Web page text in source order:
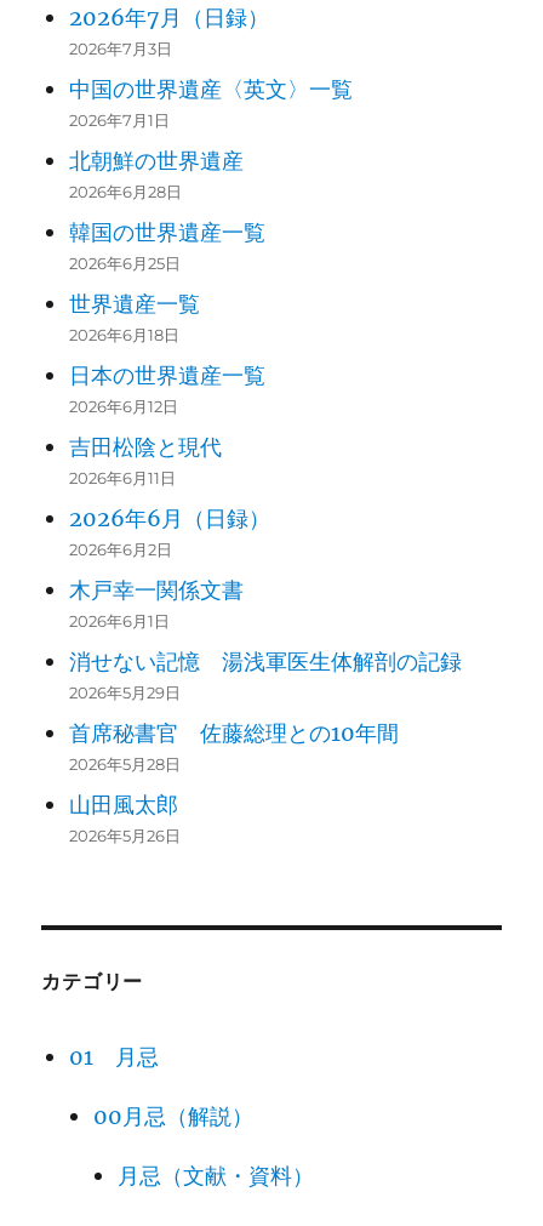
2026年7月（日録）
2026年7月3日
中国の世界遺産〈英文〉一覧
2026年7月1日
北朝鮮の世界遺産
2026年6月28日
韓国の世界遺産一覧
2026年6月25日
世界遺産一覧
2026年6月18日
日本の世界遺産一覧
2026年6月12日
吉田松陰と現代
2026年6月11日
2026年6月（日録）
2026年6月2日
木戸幸一関係文書
2026年6月1日
消せない記憶 湯浅軍医生体解剖の記録
2026年5月29日
首席秘書官 佐藤総理との10年間
2026年5月28日
山田風太郎
2026年5月26日
カテゴリー
01 月忌
00月忌（解説）
月忌（文献・資料）